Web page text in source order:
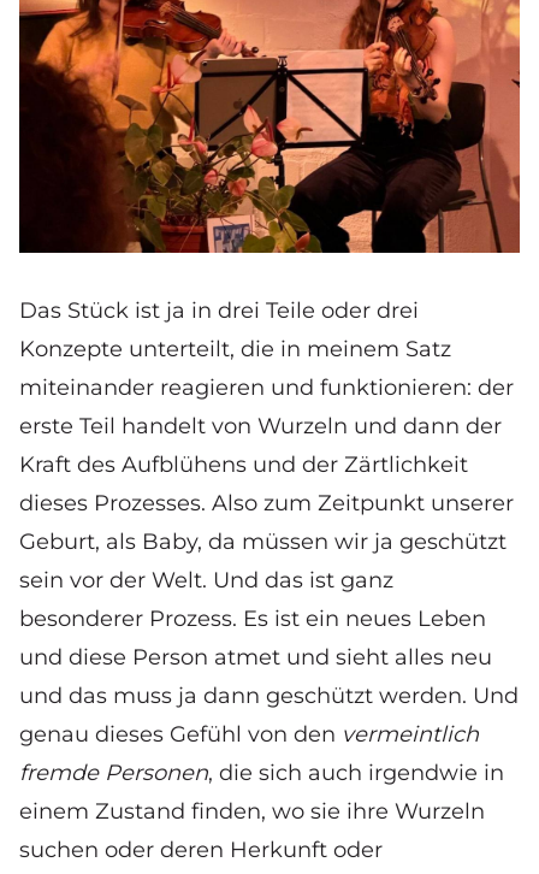
Das Stück ist ja in drei Teile oder drei
Konzepte unterteilt, die in meinem Satz
miteinander reagieren und funktionieren: der
erste Teil handelt von Wurzeln und dann der
Kraft des Aufblühens und der Zärtlichkeit
dieses Prozesses. Also zum Zeitpunkt unserer
Geburt, als Baby, da müssen wir ja geschützt
sein vor der Welt. Und das ist ganz
besonderer Prozess. Es ist ein neues Leben
und diese Person atmet und sieht alles neu
und das muss ja dann geschützt werden. Und
genau dieses Gefühl von den vermeintlich
fremde Personen, die sich auch irgendwie in
einem Zustand finden, wo sie ihre Wurzeln
suchen oder deren Herkunft oder